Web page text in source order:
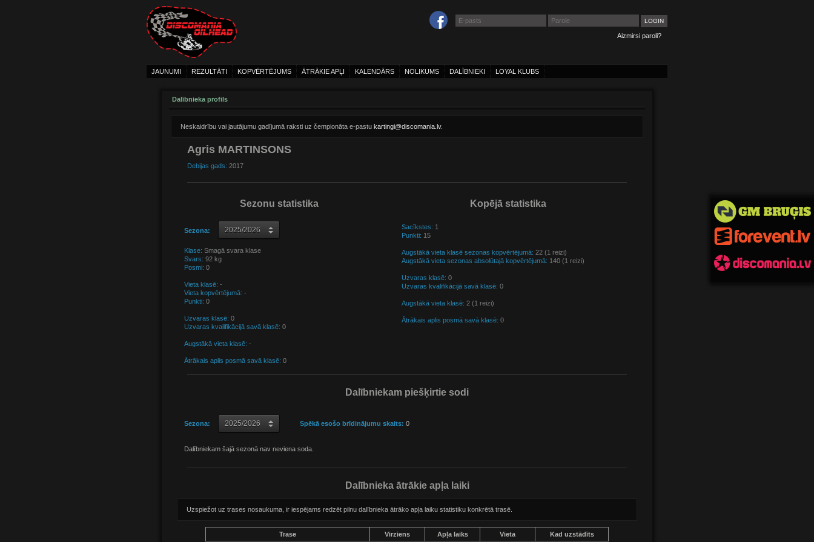
Aizmirsi paroli?
JAUNUMI REZULTĀTI KOPVĒRTĒJUMS ĀTRĀKIE APĻI KALENDĀRS NOLIKUMS DALĪBNIEKI LOYAL KLUBS
Dalībnieka profils
Neskaidrību vai jautājumu gadījumā raksti uz čempionāta e-pastu kartingi@discomania.lv.
Agris MARTINSONS
Debijas gads: 2017
Sezonu statistika
Sezona:
Klase: Smagā svara klase
Svars: 92 kg
Posmi: 0
Vieta klasē: -
Vieta kopvērtējumā: -
Punkti: 0
Uzvaras klasē: 0
Uzvaras kvalifikācijā savā klasē: 0
Augstākā vieta klasē: -
Ātrākais aplis posmā savā klasē: 0
Kopējā statistika
Sacīkstes: 1
Punkti: 15
Augstākā vieta klasē sezonas kopvērtējumā: 22 (1 reizi)
Augstākā vieta sezonas absolūtajā kopvērtējumā: 140 (1 reizi)
Uzvaras klasē: 0
Uzvaras kvalifikācijā savā klasē: 0
Augstākā vieta klasē: 2 (1 reizi)
Ātrākais aplis posmā savā klasē: 0
Dalībniekam piešķirtie sodi
Sezona: Spēkā esošo brīdinājumu skaits: 0
Dalībniekam šajā sezonā nav neviena soda.
Dalībnieka ātrākie apļa laiki
Uzspiežot uz trases nosaukuma, ir iespējams redzēt pilnu dalībnieka ātrāko apļa laiku statistiku konkrētā trasē.
Trase Virziens Apļa laiks Vieta Kad uzstādīts